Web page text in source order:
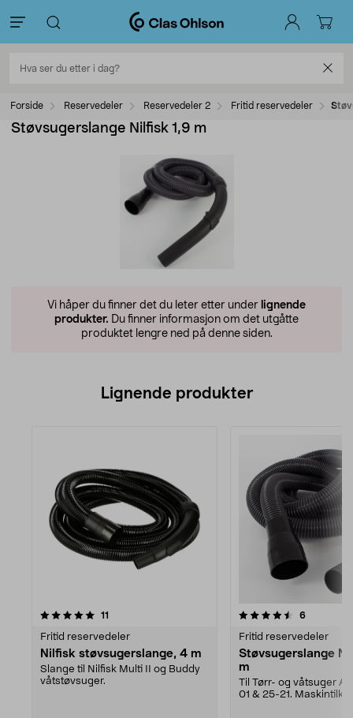
Forside Reservedeler Reservedeler 2 Fritid reservedeler
Støvsugerslange Nilfisk 1,9 m
Vi håper du finner det du leter etter under lignende
produkter. Du finner informasjon om det utgåtte
produktet lengre ned på denne siden.
Lignende produkter
11
Fritid reservedeler
Nilfisk støvsugerslange, 4 m
Slange til Nilfisk Multi II og Buddy
våtstøvsuger.
4.5av 5 stjerner 6
Fritid reservedeler
Støvsugerslange
m
Til Tørr- og våtsuger
01 & 25-21.